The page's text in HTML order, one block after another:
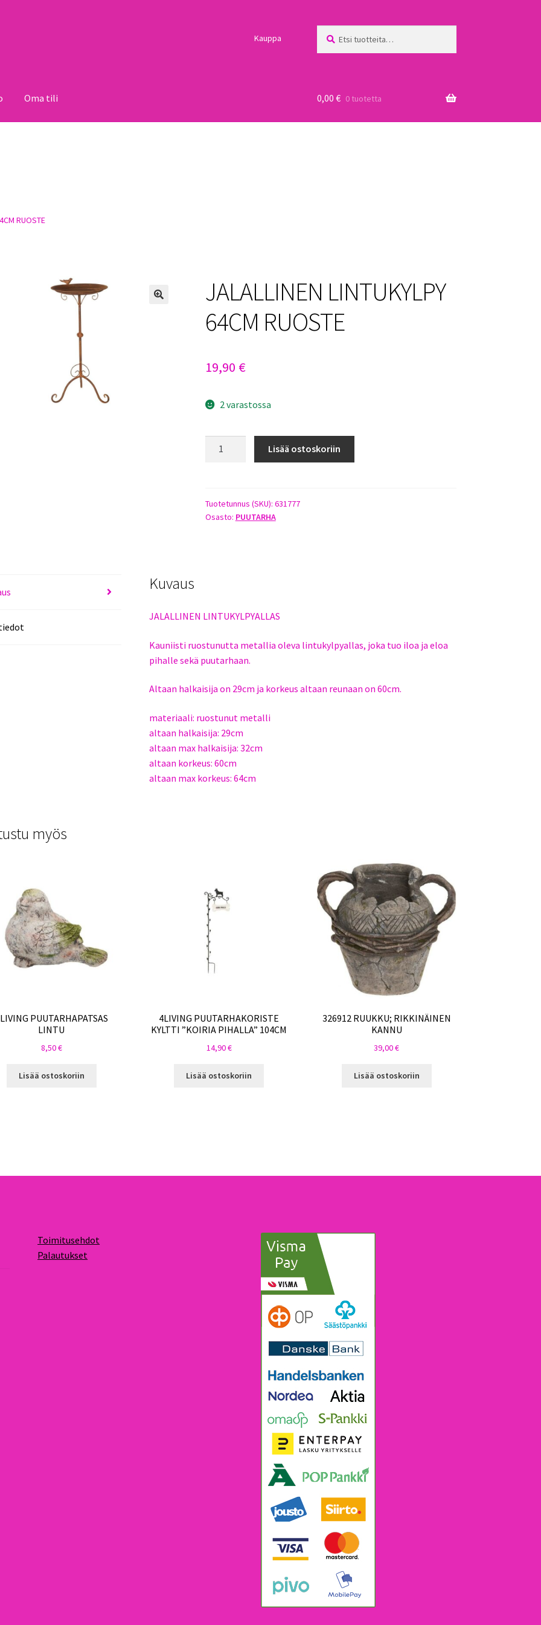
Kauppa
Oma tili 0,00 € 0 tuotetta
RUOSTE
JALALLINEN LINTUKYLPY
64CM RUOSTE
19,90 €
2 varastossa
määrä
Lisää ostoskoriin
Tuotetunnus (SKU): 631777
Osasto: PUUTARHA
Kuvaus
JALALLINEN LINTUKYLPYALLAS
Kauniisti ruostunutta metallia oleva lintukylpyallas, joka tuo iloa ja eloa
pihalle sekä puutarhaan.
Altaan halkaisija on 29cm ja korkeus altaan reunaan on 60cm.
materiaali: ruostunut metalli
altaan halkaisija: 29cm
altaan max halkaisija: 32cm
altaan korkeus: 60cm
altaan max korkeus: 64cm
myös
PUUTARHAPATSAS
LINTU
8,50€
Lisää ostoskoriin
4LIVING PUUTARHAKORISTE
KYLTTI ”KOIRIA PIHALLA” 104CM
14,90€
Lisää ostoskoriin
326912 RUUKKU; RIKKINÄINEN
KANNU
39,00€
Lisää ostoskoriin
Toimitusehdot
Palautukset